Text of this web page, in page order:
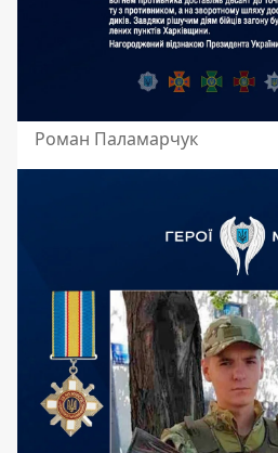
Роман Паламарчук